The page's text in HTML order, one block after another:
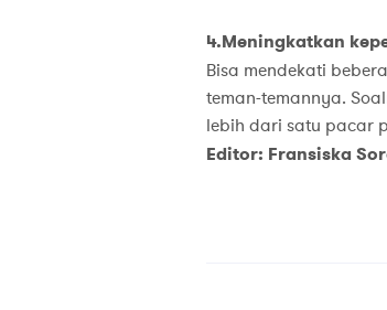
4.Meningkatkan
Bisa mendekati
teman-temannya.
lebih dari satu pacar
Editor: Fransiska